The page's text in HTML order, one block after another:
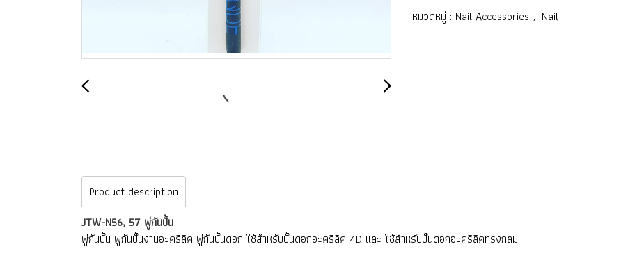
หมวดหมู่ : Nail Accessories , Nail
Product description
JTW-N56, 57 พู่กันปั้น
พู่กันปั้น พู่กันปั้นงานอะคริลิค พู่กันปั้นดอก ใช้สำหรับปั้นดอกอะคริลิค 4D และ ใช้สำหรับปั้นดอกอะคริลิคทรงกลม